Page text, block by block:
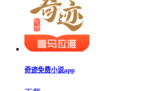
奇迹免费小说app